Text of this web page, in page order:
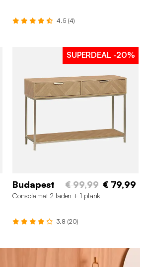
4.5 (4)
SUPERDEAL -20%
Budapest € 99,99 € 79,99
Console met 2 laden + 1 plank
3.8 (20)